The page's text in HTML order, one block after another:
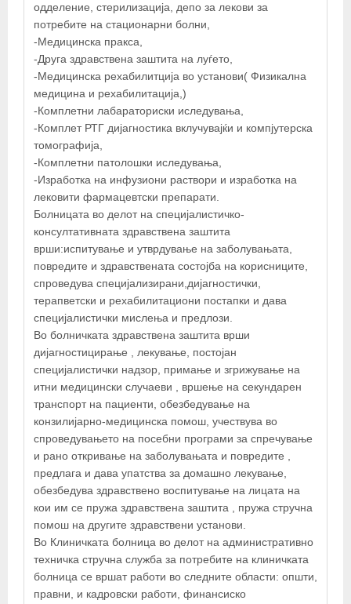
одделение, стерилизација, депо за лекови за
потребите на стационарни болни,
-Медицинска пракса,
-Друга здравствена заштита на луѓето,
-Медицинска рехабилитција во установи( Физикална
медицина и рехабилитација,)
-Комплетни лабараториски иследувања,
-Комплет РТГ дијагностика вклучувајќи и компјутерска
томографија,
-Комплетни патолошки иследувања,
-Изработка на инфузиони раствори и изработка на
лековити фармацевтски препарати.
Болницата во делот на специјалистичко-
консултативната здравствена заштита
врши:испитување и утврдување на заболувањата,
повредите и здравствената состојба на корисниците,
спроведува специјализирани,дијагностички,
терапветски и рехабилитациони постапки и дава
специјалистички мислења и предлози.
Во болничката здравствена заштита врши
дијагностицирање , лекување, постојан
специјалистички надзор, примање и згрижување на
итни медицински случаеви , вршење на секундарен
транспорт на пациенти, обезбедување на
конзилијарно-медицинска помош, учествува во
спроведувањето на посебни програми за спречување
и рано откривање на заболувањата и повредите ,
предлага и дава упатства за домашно лекување,
обезбедува здравствено воспитување на лицата на
кои им се пружа здравствена заштита , пружа стручна
помош на другите здравствени установи.
Во Клиничката болница во делот на административно
техничка стручна служба за потребите на клиничката
болница се вршат работи во следните области: општи,
правни, и кадровски работи, финансиско